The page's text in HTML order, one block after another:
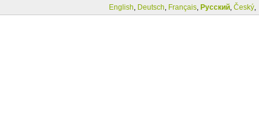
English, Deutsch, Français, Русский, Český,